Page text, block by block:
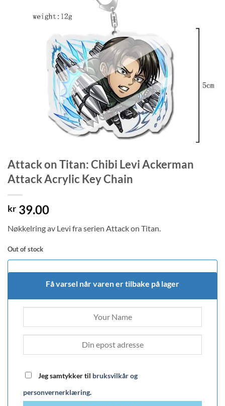
Attack on Titan: Chibi Levi Ackerman
Attack Acrylic Key Chain
kr 39.00
Nøkkelring av Levi fra serien Attack on Titan.
Out of stock
Få varsel når varen er tilbake på lager
Jeg samtykker til bruksvilkår og
personvernerklæring.